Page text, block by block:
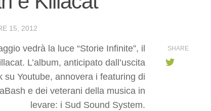
15, 2012
vedrà la luce “Storie Infinite”, il
L’album, anticipato dall’uscita
su Youtube, annovera i featuring di
e dei veterani della musica in
levare: i Sud Sound System.
SHARE